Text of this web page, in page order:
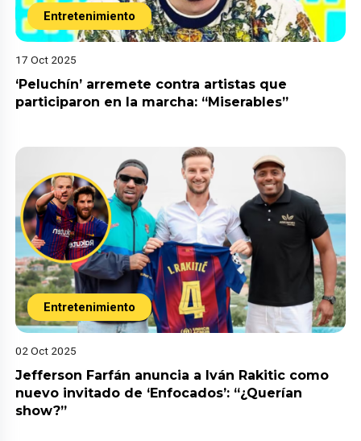
Entretenimiento
17 Oct 2025
‘Peluchín’ arremete contra artistas que
participaron en la marcha: “Miserables”
Entretenimiento
02 Oct 2025
Jefferson Farfán anuncia a Iván Rakitic como
nuevo invitado de ‘Enfocados’: “¿Querían
show?”